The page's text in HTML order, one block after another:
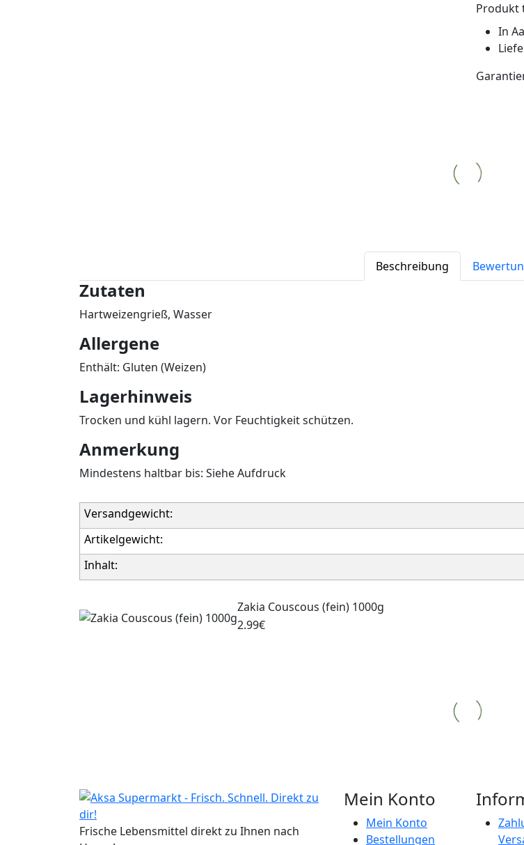
Produkt
In
Beschreibung
Zutaten
Hartweizengrieß, Wasser
Allergene
Enthält: Gluten (Weizen)
Lagerhinweis
Trocken und kühl lagern. Vor Feuchtigkeit schützen.
Anmerkung
Mindestens haltbar bis: Siehe Aufdruck
Versandgewicht:
Artikelgewicht:
Inhalt:
Zakia Couscous (fein) 1000g
2.99€
Frische Lebensmittel direkt zu Ihnen nach
Mein Konto
Mein Konto
Bestellungen